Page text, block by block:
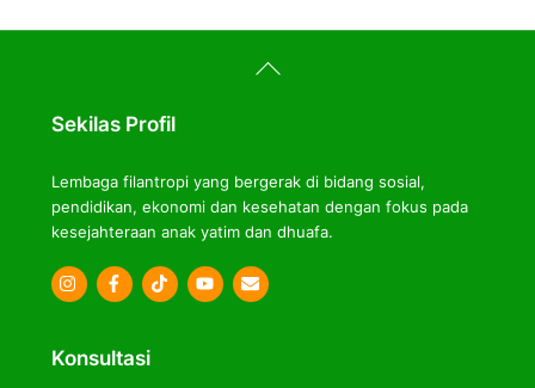
Back
To
Sekilas Profil
Lembaga filantropi yang bergerak di bidang sosial,
pendidikan, ekonomi dan kesehatan dengan fokus pada
kesejahteraan anak yatim dan dhuafa.
Icon
Icon
Icon
Konsultasi